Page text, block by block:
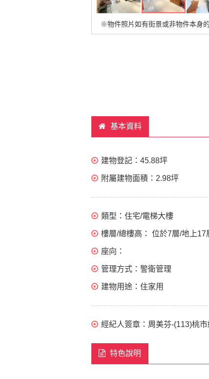
※物件照片如有街景或非物件本身
基本資料
建物登記： 45.88坪
附屬建物面積： 2.98坪
類型： 住宅/電梯大樓
樓層/總樓高： 位於7層/地上17
座向：
管理方式： 警衛管理
建物用途： 住家用
經紀人簽章： 周美芬-(113)桃
特色說明